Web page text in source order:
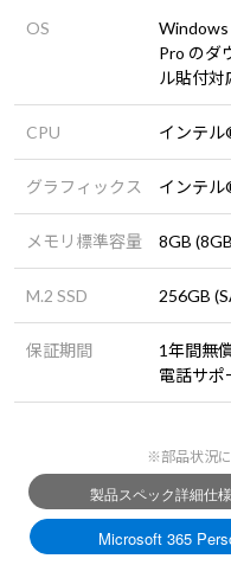
OS
Windows
Pro のダ
ル貼付対
CPU インテ
グラフィックス インテ
メモリ標準容量 8GB
M.2 SSD 256GB
保証期間
1年間無
電話サポ
※部品状況